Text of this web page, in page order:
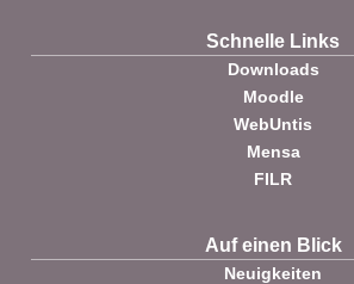
Schnelle Links
Downloads
Moodle
WebUntis
Mensa
FILR
Auf einen Blick
Neuigkeiten